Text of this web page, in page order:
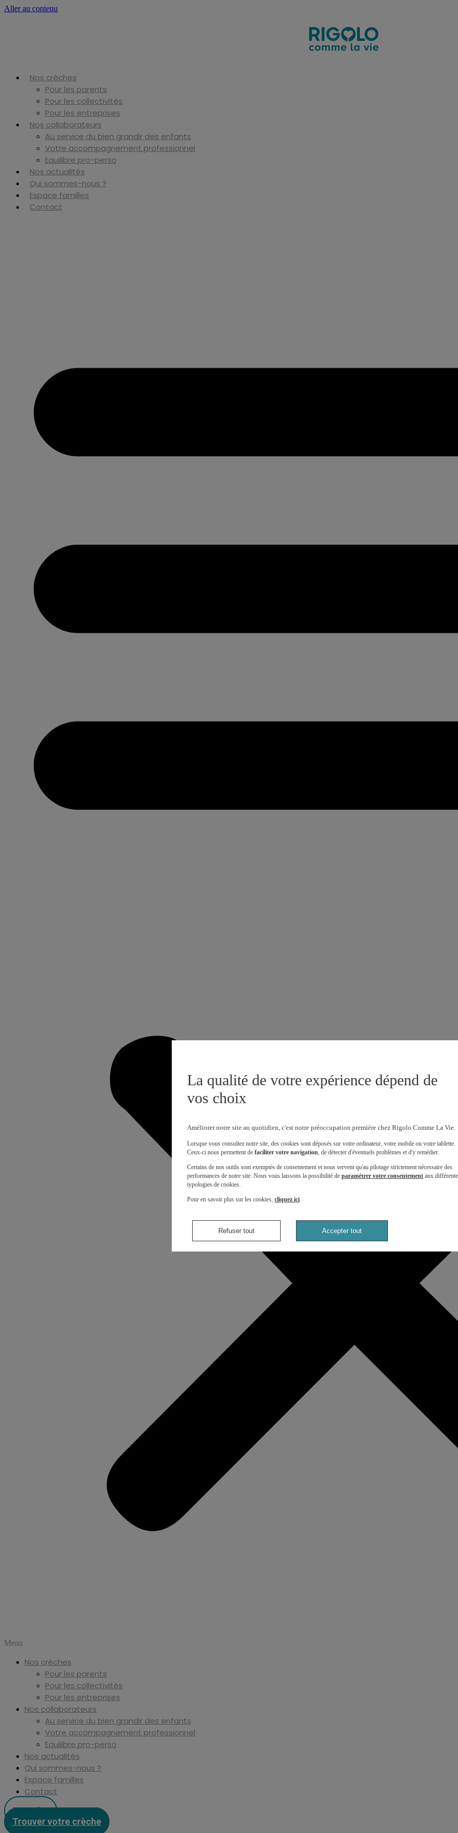
Aller au contenu
Nos crèches
Pour les parents
Pour les collectivités
Pour les entreprises
Nos collaborateurs
Au service du bien grandir des enfants
Votre accompagnement professionnel
Equilibre pro-perso
Nos actualités
Qui sommes-nous ?
Espace familles
Contact
Menu
Nos crèches
Pour les parents
Pour les collectivités
Pour les entreprises
Nos collaborateurs
Au service du bien grandir des enfants
Votre accompagnement professionnel
Equilibre pro-perso
Nos actualités
Qui sommes-nous ?
Espace familles
Contact
Postuler
Trouver votre crèche
La qualité de votre expérience dépend de
vos choix
Améliorer notre site au quotidien, c'est notre préoccupation première chez Rigolo Comme La Vie.
Lorsque vous consultez notre site, des cookies sont déposés sur votre ordinateur, votre mobile ou votre tablette.
Ceux-ci nous permettent de faciliter votre navigation , de détecter d'éventuels problèmes et d'y remédier.
Certains de nos outils sont exemptés de consentement et nous servent qu'au pilotage strictement nécessaire des
performances de notre site. Nous vous laissons la possibilité de paramétrer votre consentement aux
typologies de cookies.
Pour en savoir plus sur les cookies, cliquez ici
Refuser tout Accepter tout